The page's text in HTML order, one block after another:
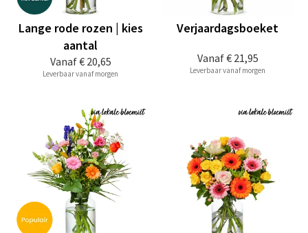
Vanaf€ 20,65
Lange rode rozen | kies
aantal
Leverbaar vanaf morgen
Vanaf€ 21,95
Verjaardagsboeket
Leverbaar vanaf morgen